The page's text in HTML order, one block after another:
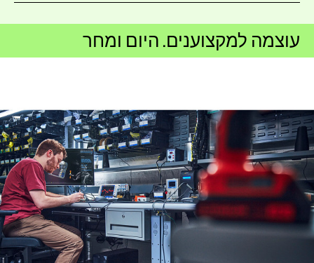
עוצמה למקצוענים. היום ומחר